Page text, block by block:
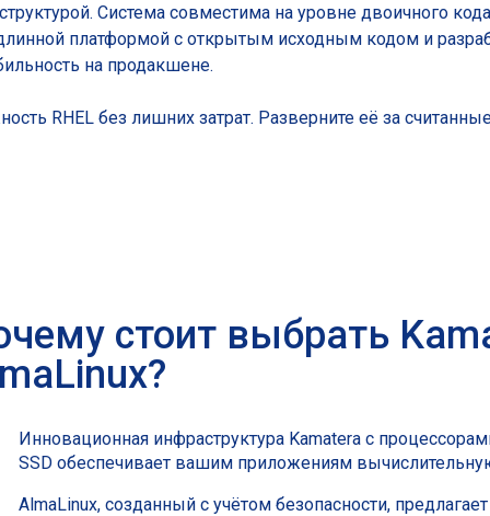
Система совместима на уровне двоичного
платформой с открытым исходным кодом и
на продакшене.
RHEL без лишних затрат. Разверните её за
стоит выбрать
Инновационная инфраструктура Kamatera с
SSD обеспечивает вашим приложениям
AlmaLinux, созданный с учётом безопасности,